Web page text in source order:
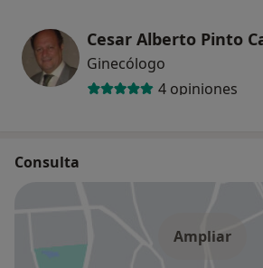
Cesar Alberto Pinto
Ginecólogo
4 opiniones
Consulta
Ampliar